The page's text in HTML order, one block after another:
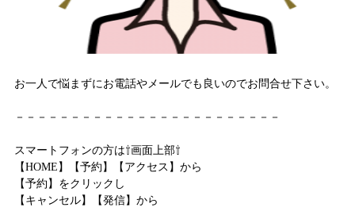
お一人で悩まずにお電話やメールでも良いのでお問合せ下さい。
－－－－－－－－－－－－－－－－－－－－－－－－
スマートフォンの方は⇧画面上部⇧
【HOME】【予約】【アクセス】から
【予約】をクリックし
【キャンセル】【発信】から